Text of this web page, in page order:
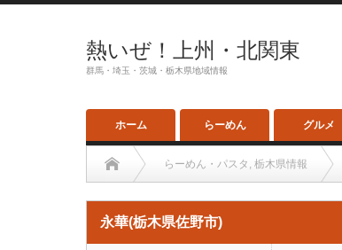
熱いぜ！上州・北関東
群馬・埼玉・茨城・栃木県地域情報
ホーム らーめん グルメ
らーめん・パスタ , 栃木県情報
永華(栃木県佐野市)